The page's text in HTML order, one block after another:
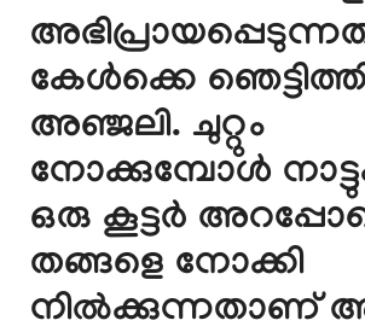
കേൾക്കെ
അഞ്ജലി. ചുറ്റും
നോക്കുമ്പോൾ
ഒരു കൂട്ടർ
തങ്ങളെ നോക്കി
നിൽക്കുന്നതാണ്